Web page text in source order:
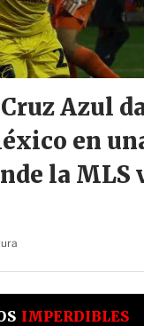
Azul
en
la MLS
IMPERDIBLES